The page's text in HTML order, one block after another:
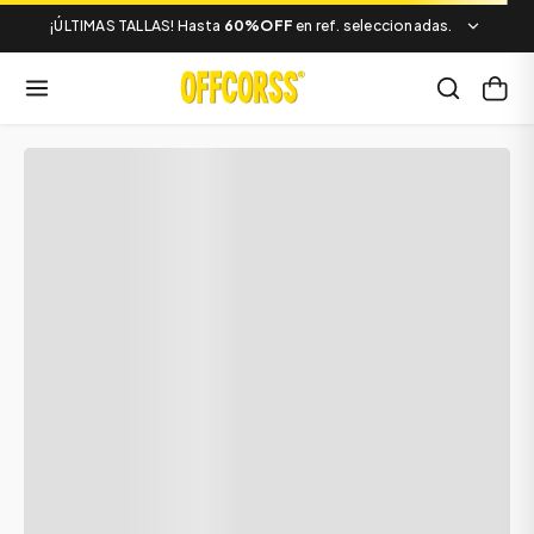
¡ÚLTIMAS TALLAS! Hasta 60%OFF en ref. seleccionadas.